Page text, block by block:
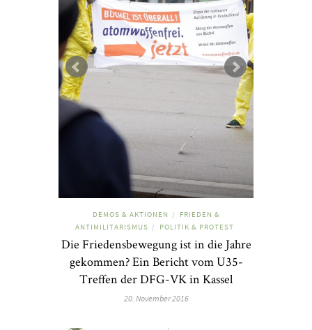
DEMOS & AKTIONEN /
FRIEDEN &
ANTIMILITARISMUS / POLITIK & PROTEST
Die Friedensbewegung ist in die Jahre
gekommen? Ein Bericht vom U35-
Treffen der DFG-VK in Kassel
20. November 2016